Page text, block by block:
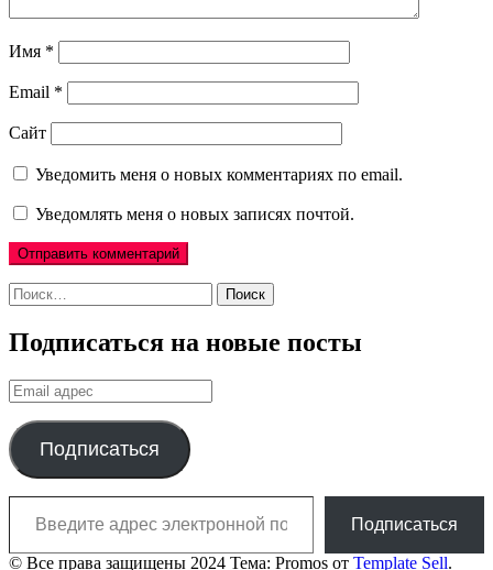
Имя *
Email *
Сайт
Уведомить меня о новых комментариях по email.
Уведомлять меня о новых записях почтой.
Найти:
Подписаться на новые посты
Email
адрес
Подписаться
Введите адрес электронной почты…
Подписаться
© Все права защищены 2024 Тема: Promos от Template Sell.